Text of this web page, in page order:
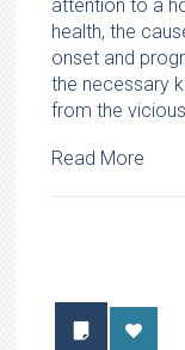
attention to a
health, the
onset and
the necessary
from the
Read More